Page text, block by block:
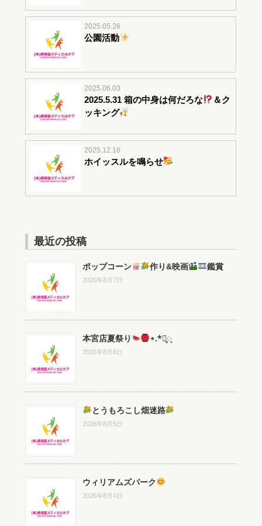
2025.05.26
公園活動
2025.06.03
2025.5.31 箱の中身は何だろな
＆ク
ッキング
2025.12.16
ホイッスルを鳴らせ
最近の投稿
ポップコーン 作り&映画 鑑賞
2026年8月7日
本宮店夏祭り ⋆.*⃝̥◌̥
2026年8月6日
とうもろこし畑迷路
2026年8月5日
ウィリアムズパーク
2026年8月4日